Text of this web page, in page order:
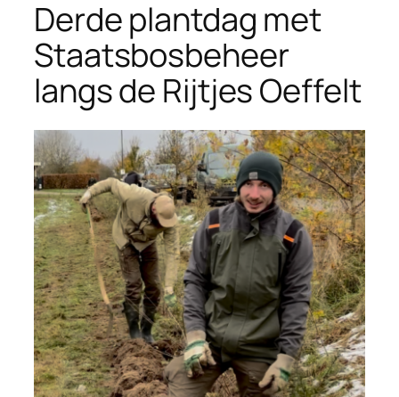
Derde plantdag met
Staatsbosbeheer
langs de Rijtjes Oeffelt